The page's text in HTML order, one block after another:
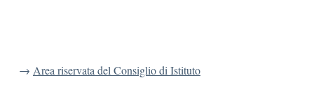
→ Area riservata del Consiglio di Istituto